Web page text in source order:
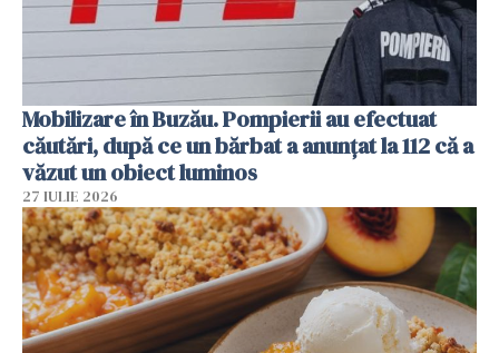
Mobilizare în Buzău. Pompierii au efectuat
căutări, după ce un bărbat a anunțat la 112 că a
văzut un obiect luminos
27 IULIE 2026